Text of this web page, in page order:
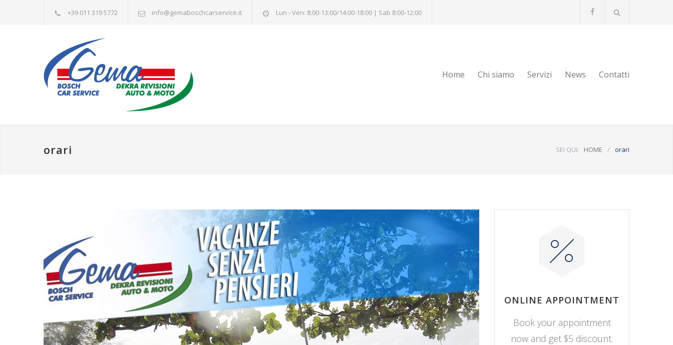
+39 011 319 5772 info@gemaboschcarservice.it Lun - Ven: 8:00-13:00/14:00-18:00 | Sab 8:00-12:00
Home Chi siamo Servizi News Contatti
orari SEI QUI: HOME / orari
ONLINE APPOINTMENT
Book your appointment
now and get $5 discount.